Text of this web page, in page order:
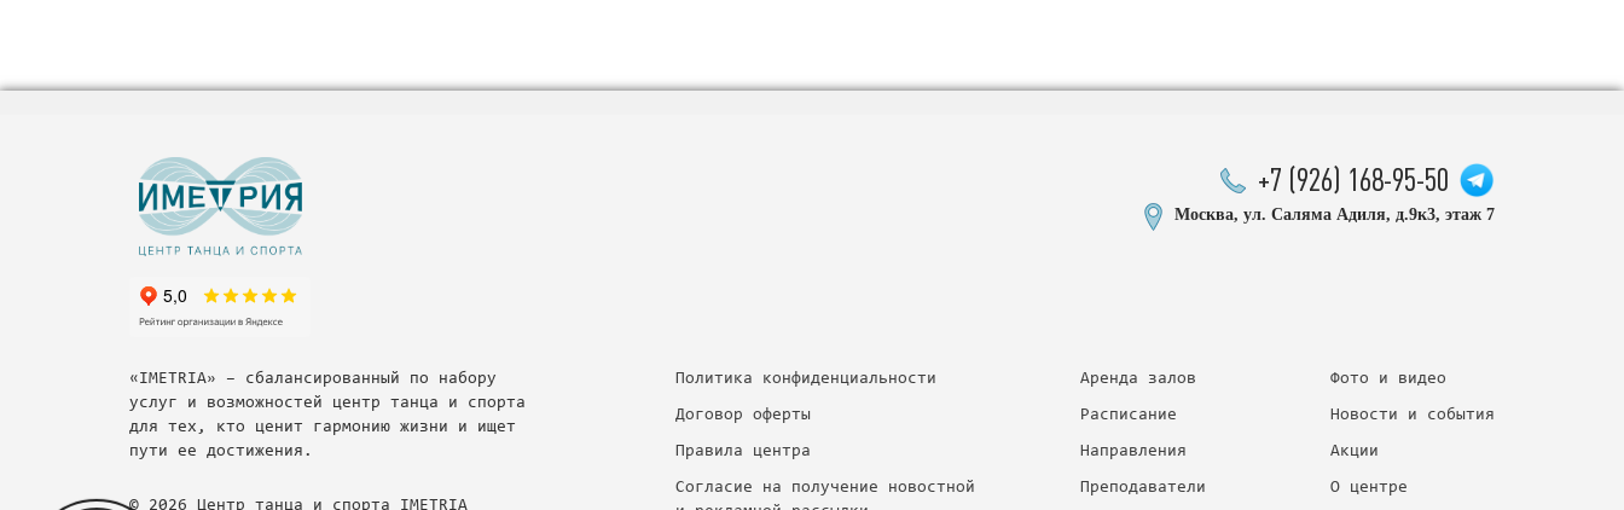
+7 (926) 168-95-50
Москва, ул. Саляма Адиля, д.9к3, этаж 7
«IMETRIA» – сбалансированный по набору
услуг и возможностей центр танца и спорта
для тех, кто ценит гармонию жизни и ищет
пути ее достижения.
© 2026 Центр танца и спорта IMETRIA
Политика конфиденциальности
Договор оферты
Правила центра
Согласие на получение новостной
Аренда залов
Расписание
Направления
Преподаватели
Фото и видео
Новости и события
Акции
О центре